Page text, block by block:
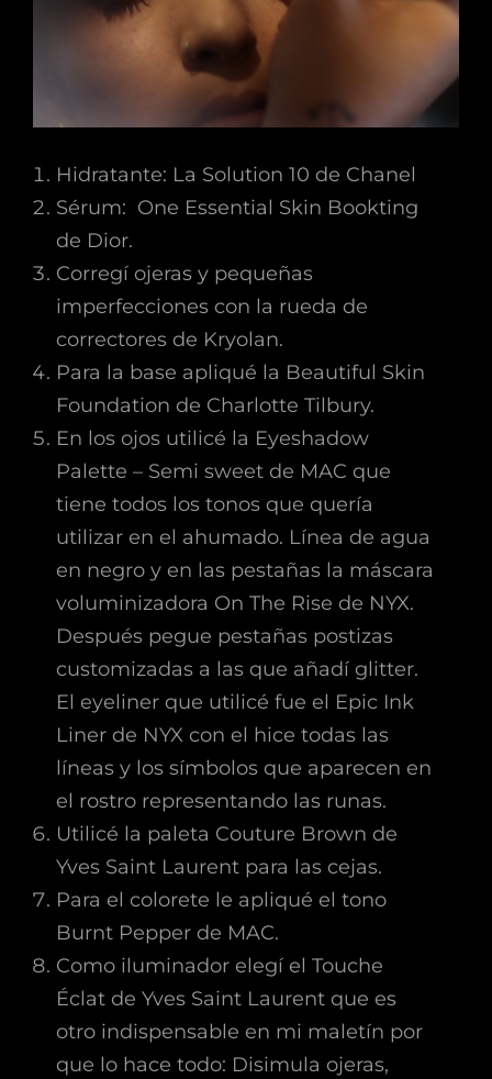
Hidratante: La Solution 10 de Chanel
Sérum: One Essential Skin Bookting
de Dior.
Corregí ojeras y pequeñas
imperfecciones con la rueda de
correctores de Kryolan.
Para la base apliqué la Beautiful Skin
Foundation de Charlotte Tilbury.
En los ojos utilicé la Eyeshadow
Palette – Semi sweet de MAC que
tiene todos los tonos que quería
utilizar en el ahumado. Línea de agua
en negro y en las pestañas la máscara
voluminizadora On The Rise de NYX.
Después pegue pestañas postizas
customizadas a las que añadí glitter.
El eyeliner que utilicé fue el Epic Ink
Liner de NYX con el hice todas las
líneas y los símbolos que aparecen en
el rostro representando las runas.
Utilicé la paleta Couture Brown de
Yves Saint Laurent para las cejas.
Para el colorete le apliqué el tono
Burnt Pepper de MAC.
Como iluminador elegí el Touche
Éclat de Yves Saint Laurent que es
otro indispensable en mi maletín por
que lo hace todo: Disimula ojeras,